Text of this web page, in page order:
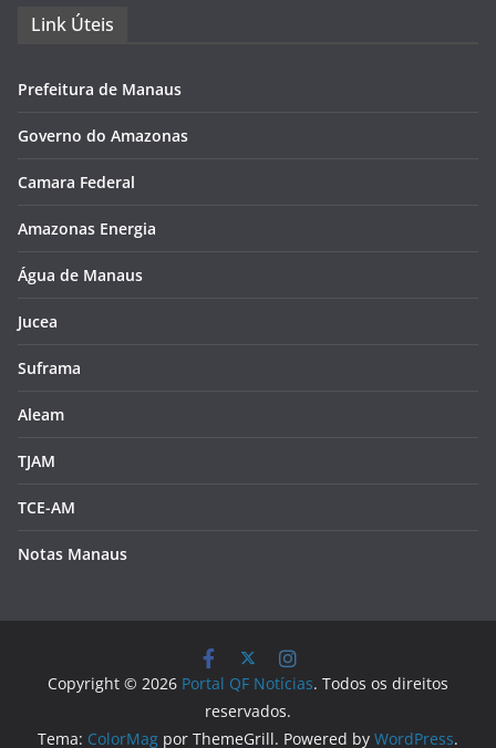
Link Úteis
Prefeitura de Manaus
Governo do Amazonas
Camara Federal
Amazonas Energia
Água de Manaus
Jucea
Suframa
Aleam
TJAM
TCE-AM
Notas Manaus
Copyright © 2026 Portal QF Notícias. Todos os direitos
reservados.
Tema: ColorMag por ThemeGrill. Powered by WordPress.